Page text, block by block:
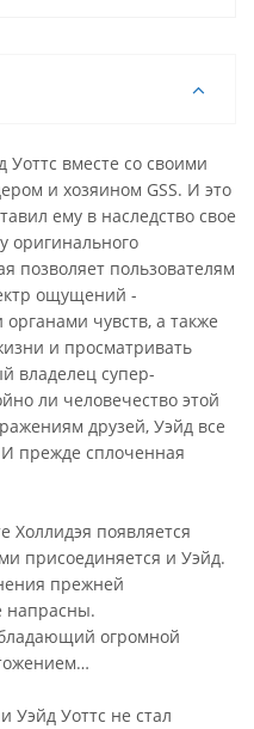
Уоттс вместе со своими
и хозяином GSS. И это
ему в наследство свое
оригинального
позволяет пользователям
ощущений -
чувств, а также
и просматривать
владелец супер-
ли человечество этой
друзей, Уэйд все
прежде сплоченная
Холлидэя появляется
присоединяется и Уэйд.
прежней
напрасны.
огромной
Уэйд Уоттс не стал